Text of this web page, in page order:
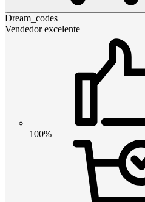
Dream_codes
Vendedor excelente
100%